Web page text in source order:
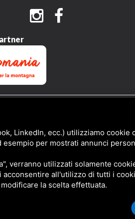
LinkedIn, ecc.) utilizziamo
per mostrati annunci
verranno utilizzati solamente
all'utilizzo di tutti i
la scelta effettuata.